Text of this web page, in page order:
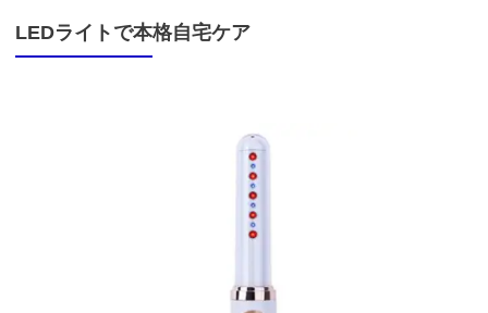
LEDライトで本格自宅ケア